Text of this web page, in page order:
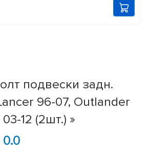
подвески задн.
96-07, Outlander
12 (2шт.) »
0.0